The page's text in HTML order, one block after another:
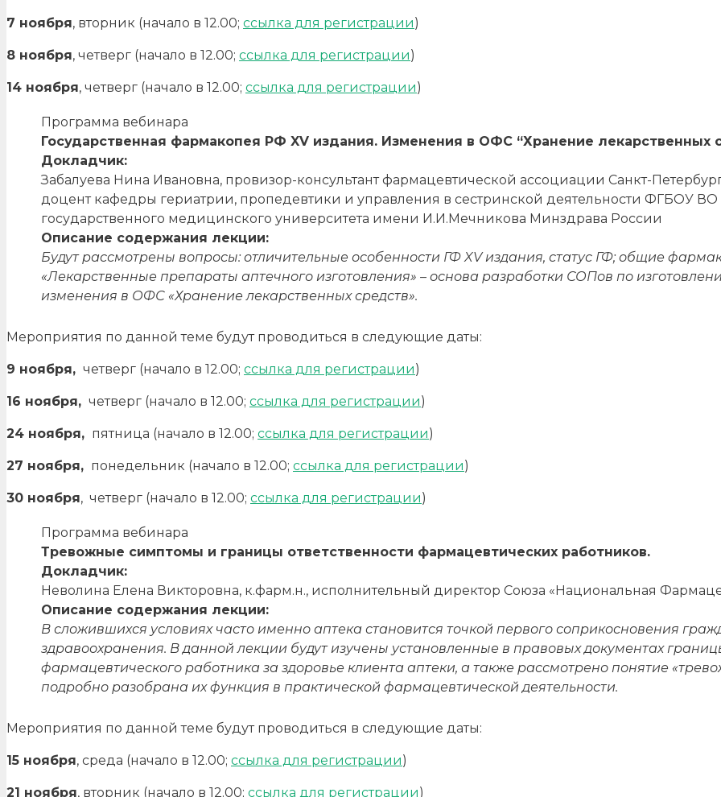
7 ноября, вторник (начало в 12.00; ссылка для регистрации)
8 ноября, четверг (начало в 12.00; ссылка для регистрации)
14 ноября, четверг (начало в 12.00; ссылка для регистрации)
Программа вебинара
Государственная фармакопея РФ XV издания. Изменения в ОФС “Хранение лекарственных
Докладчик:
Забалуева Нина Ивановна, провизор-консультант фармацевтической ассоциации Санкт-
доцент кафедры гериатрии, пропедевтики и управления в сестринской деятельности ФГБОУ ВО
государственного медицинского университета имени И.И.Мечникова Минздрава России
Описание содержания лекции:
Будут рассмотрены вопросы: отличительные особенности ГФ XV издания, статус ГФ; общие
«Лекарственные препараты аптечного изготовления» – основа разработки СОПов по
изменения в ОФС «Хранение лекарственных средств».
Мероприятия по данной теме будут проводиться в следующие даты:
9 ноября, четверг (начало в 12.00; ссылка для регистрации)
16 ноября, четверг (начало в 12.00; ссылка для регистрации)
24 ноября, пятница (начало в 12.00; ссылка для регистрации)
27 ноября, понедельник (начало в 12.00; ссылка для регистрации)
30 ноября, четверг (начало в 12.00; ссылка для регистрации)
Программа вебинара
Тревожные симптомы и границы ответственности фармацевтических работников.
Докладчик:
Неволина Елена Викторовна, к.фарм.н., исполнительный директор Союза «Национальная
Описание содержания лекции:
В сложившихся условиях часто именно аптека становится точкой первого соприкосновения
здравоохранения. В данной лекции будут изучены установленные в правовых документах
фармацевтического работника за здоровье клиента аптеки, а также рассмотрено понятие
подробно разобрана их функция в практической фармацевтической деятельности.
Мероприятия по данной теме будут проводиться в следующие даты:
15 ноября, среда (начало в 12.00; ссылка для регистрации)
21 ноября, вторник (начало в 12.00; ссылка для регистрации)